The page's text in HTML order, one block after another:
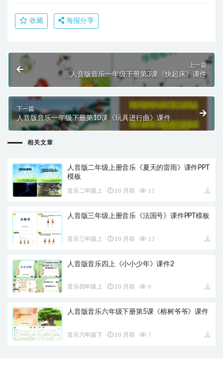
收藏 海报分享
上一篇
人音版音乐一年级下册第3课《快起床》课件
下一篇
人音版音乐一年级下册第10课《玩具进行曲》课件
相关文章
人音版二年级上册音乐《夏天的雷雨》课件PPT
模板
音乐二年级上 10 月前 11
人音版三年级上册音乐《法国号》课件PPT模板
音乐三年级上 10 月前 13
人音版音乐四上《小小少年》课件2
音乐四年级上 10 月前 8
人音版音乐六年级下册第5课《榕树爷爷》课件
音乐六年级下 10 月前 7